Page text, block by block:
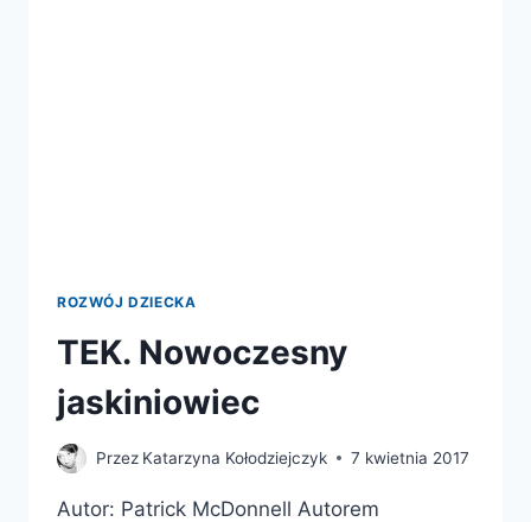
ROZWÓJ DZIECKA
TEK. Nowoczesny
jaskiniowiec
Przez Katarzyna Kołodziejczyk 7 kwietnia 2017
Autor: Patrick McDonnell Autorem